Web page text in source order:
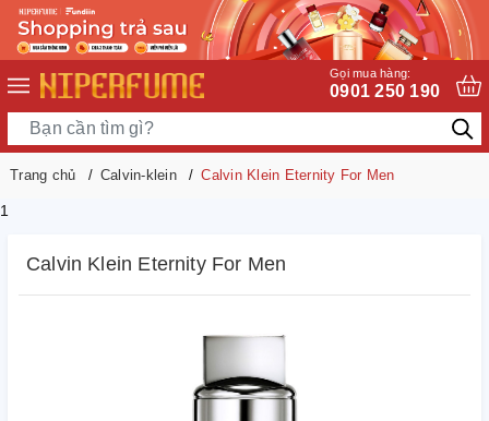
Gọi mua hàng:
0901 250 190
Trang chủ Calvin-klein Calvin Klein Eternity For Men
1
Calvin Klein Eternity For Men